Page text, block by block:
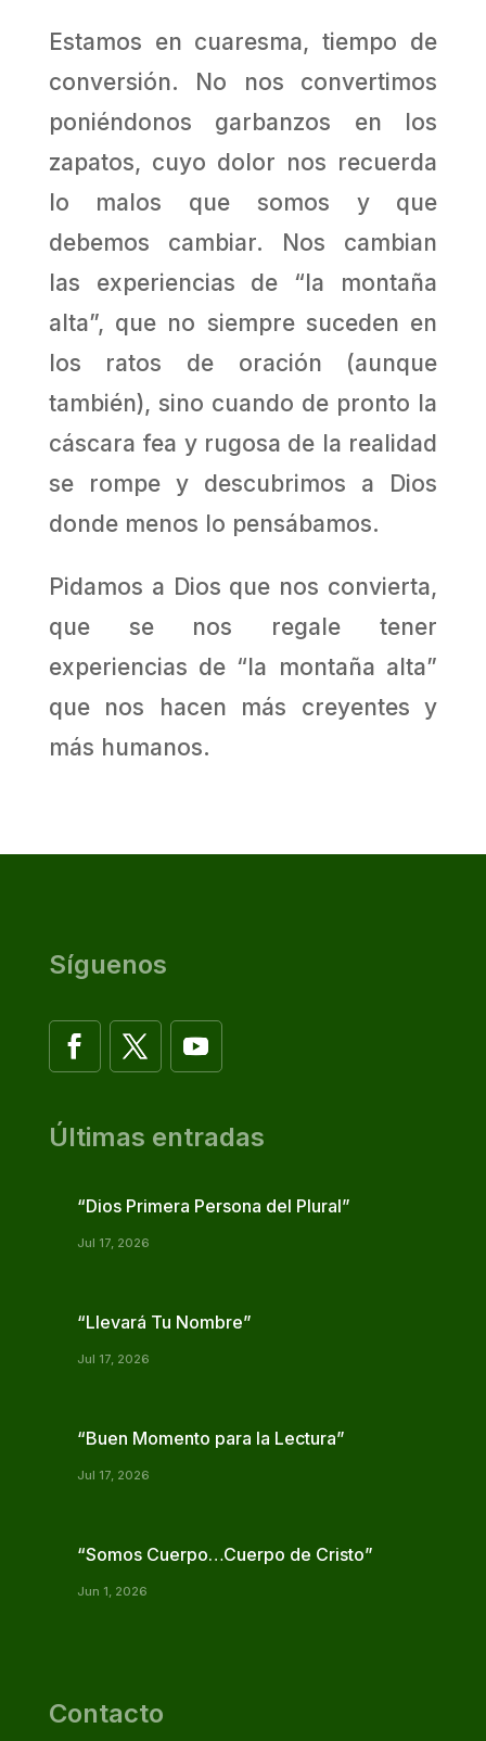
Estamos en cuaresma, tiempo de
conversión. No nos convertimos
poniéndonos garbanzos en los
zapatos, cuyo dolor nos recuerda
lo malos que somos y que
debemos cambiar. Nos cambian
las experiencias de “la montaña
alta”, que no siempre suceden en
los ratos de oración (aunque
también), sino cuando de pronto la
cáscara fea y rugosa de la realidad
se rompe y descubrimos a Dios
donde menos lo pensábamos.
Pidamos a Dios que nos convierta,
que se nos regale tener
experiencias de “la montaña alta”
que nos hacen más creyentes y
más humanos.
Síguenos
Últimas entradas
“Dios Primera Persona del Plural”
Jul 17, 2026
“Llevará Tu Nombre”
Jul 17, 2026
“Buen Momento para la Lectura”
Jul 17, 2026
“Somos Cuerpo…Cuerpo de Cristo”
Jun 1, 2026
Contacto